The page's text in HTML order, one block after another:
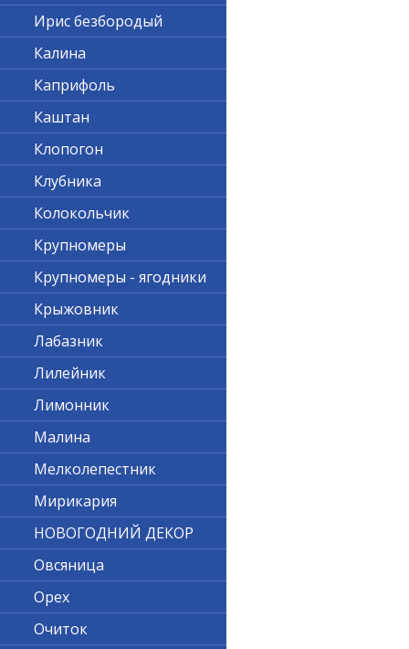
Ирис безбородый
Калина
Каприфоль
Каштан
Клопогон
Клубника
Колокольчик
Крупномеры
Крупномеры - ягодники
Крыжовник
Лабазник
Лилейник
Лимонник
Малина
Мелколепестник
Мирикария
НОВОГОДНИЙ ДЕКОР
Овсяница
Орех
Очиток